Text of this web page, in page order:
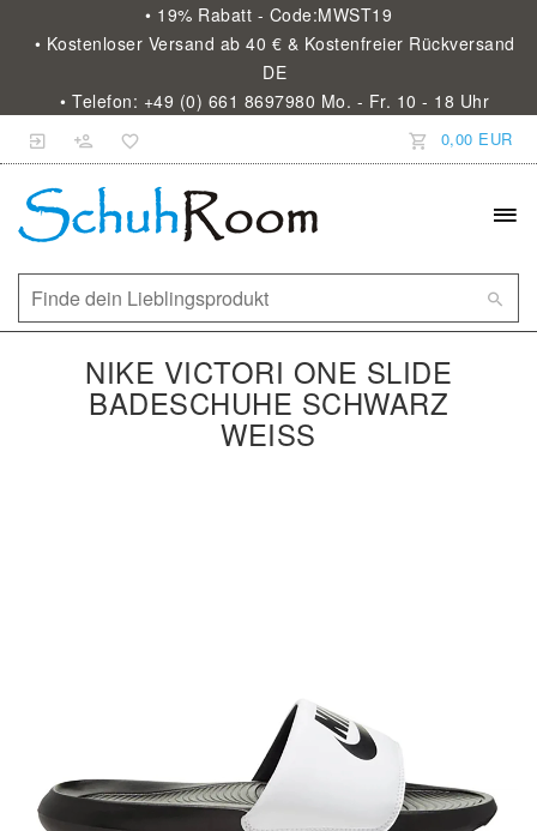
• 19% Rabatt - Code:MWST19
• Kostenloser Versand ab 40 € & Kostenfreier Rückversand
DE
• Telefon: +49 (0) 661 8697980 Mo. - Fr. 10 - 18 Uhr
0,00 EUR
NIKE VICTORI ONE SLIDE
BADESCHUHE SCHWARZ
WEISS